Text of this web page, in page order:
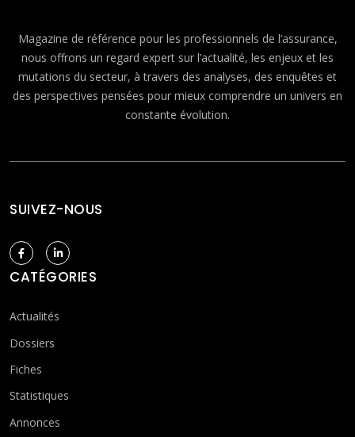
Magazine de référence pour les professionnels de l’assurance,
nous offrons un regard expert sur l’actualité, les enjeux et les
mutations du secteur, à travers des analyses, des enquêtes et
des perspectives pensées pour mieux comprendre un univers en
constante évolution.
SUIVEZ-NOUS
CATÉGORIES
Actualités
Dossiers
Fiches
Statistiques
Annonces